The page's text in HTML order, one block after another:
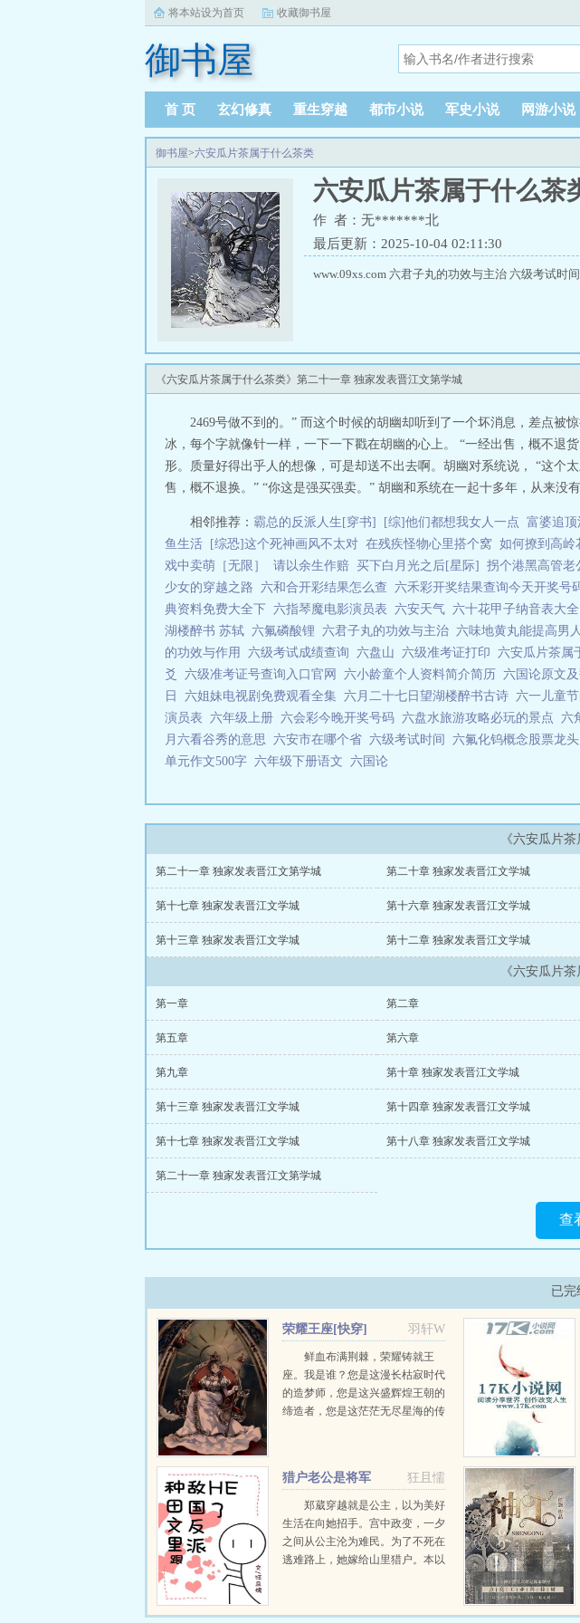
将本站设为首页 收藏御书屋
御书屋
首 页 玄幻修真 重生穿越 都市小说 军史小说 网游小说
御书屋>六安瓜片茶属于什么茶类
六安瓜片茶属于什么茶
作 者：无*******北
最后更新：2025-10-04 02:11:30
www.09xs.com 六君子丸的功效与主治 六级考试
《六安瓜片茶属于什么茶类》第二十一章 独家发表晋江文第学城
2469号做不到的。” 而这个时候的胡幽却听到了一个坏消息，差点被
冰，每个字就像针一样，一下一下戳在胡幽的心上。 “一经出售，概不退
形。质量好得出乎人的想像，可是却送不出去啊。胡幽对系统说， “这个
售，概不退换。” “你这是强买强卖。” 胡幽和系统在一起十多年，从来没
相邻推荐： 霸总的反派人生[穿书] [综]他们都想我女人一点 富婆追顶
鱼生活
[综恐]这个死神画风不太对 在残疾怪物心里搭个窝 如何撩到高岭
戏中卖萌［无限］
请以余生作赔 买下白月光之后[星际] 拐个港黑高管老
少女的穿越之路 六和合开彩结果怎么查 六禾彩开奖结果查询今天开奖号
典资料免费大全下 六指琴魔电影演员表 六安天气 六十花甲子纳音表大全
湖楼醉书 苏轼 六氟磷酸锂 六君子丸的功效与主治 六味地黄丸能提高男
的功效与作用 六级考试成绩查询 六盘山 六级准考证打印 六安瓜片茶属
爻 六级准考证号查询入口官网 六小龄童个人资料简介简历 六国论原文
日 六姐妹电视剧免费观看全集 六月二十七日望湖楼醉书古诗 六一儿童
演员表 六年级上册 六会彩今晚开奖号码 六盘水旅游攻略必玩的景点 六
月六看谷秀的意思 六安市在哪个省 六级考试时间 六氟化钨概念股票龙
单元作文500字 六年级下册语文 六国论
《六安瓜片
第二十一章 独家发表晋江文第学城 第二十章 独家发表晋江文学城
第十七章 独家发表晋江文学城 第十六章 独家发表晋江文学城
第十三章 独家发表晋江文学城 第十二章 独家发表晋江文学城
《六安瓜片
第一章 第二章
第五章 第六章
第九章 第十章 独家发表晋江文学城
第十三章 独家发表晋江文学城 第十四章 独家发表晋江文学城
第十七章 独家发表晋江文学城 第十八章 独家发表晋江文学城
第二十一章 独家发表晋江文第学城
查
已完
羽轩W
荣耀王座[快穿]
鲜血布满荆棘，荣耀铸就王
座。我是谁？您是这漫长枯寂时代
的造梦师，您是这兴盛辉煌王朝的
缔造者，您是这茫茫无尽星海的传
狂且懦
猎户老公是将军
郑葳穿越就是公主，以为美好
生活在向她招手。宫中政变，一夕
之间从公主沦为难民。为了不死在
逃难路上，她嫁给山里猎户。本以